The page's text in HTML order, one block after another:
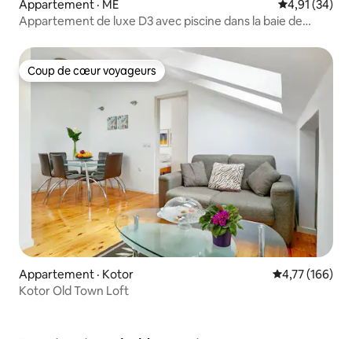
Appartement · ME Note
4,91 (34)
Appartement de luxe D3 avec piscine dans la baie de
Coup de cœur voyageurs
Coup de cœur voyageurs
Appartement · Kotor Note
4,77 (166)
Kotor Old Town Loft